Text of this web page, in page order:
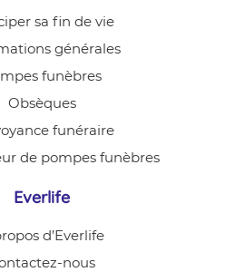
sa fin de vie
générales
funèbres
Obsèques
funéraire
de pompes funèbres
Everlife
d’Everlife
nous